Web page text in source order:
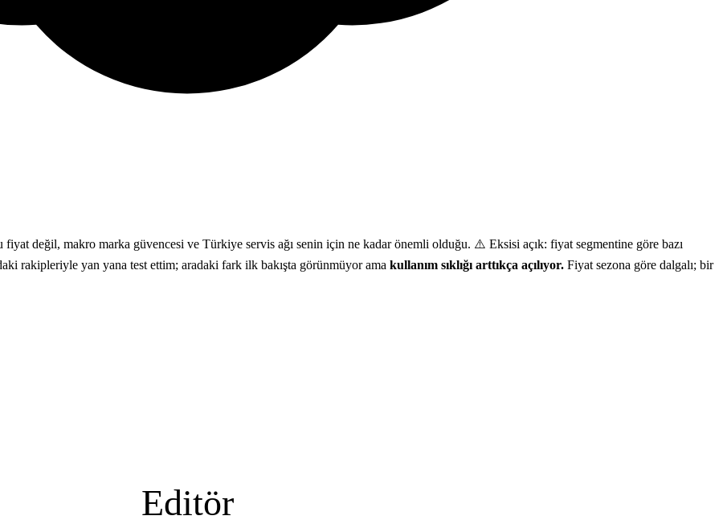
fiyat değil, makro marka güvencesi ve Türkiye servis ağı senin için ne kadar önemli olduğu. ⚠️ Eksisi açık: fiyat segmentine göre bazı
rakipleriyle yan yana test ettim; aradaki fark ilk bakışta görünmüyor ama kullanım sıklığı arttıkça açılıyor. Fiyat sezona göre dalgalı; bir
Editör